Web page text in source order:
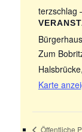
Zum
Karte
terzschlag
Öffentliche